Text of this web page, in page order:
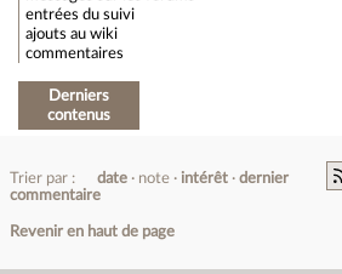
entrées du suivi
ajouts au wiki
commentaires
Derniers
contenus
Trier par : date note intérêt
dernier
commentaire
Revenir en haut de page